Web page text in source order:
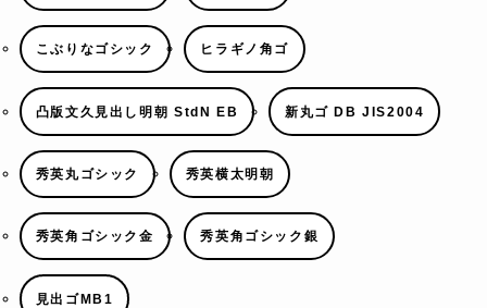
こぶりなゴシック ヒラギノ角ゴ
凸版文久見出し明朝 StdN EB 新丸ゴ DB JIS2004
秀英丸ゴシック 秀英横太明朝
秀英角ゴシック金 秀英角ゴシック銀
見出ゴMB1